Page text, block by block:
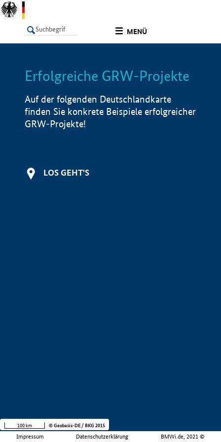
MENÜ
LISTE Info
Erfolgreiche GRW-Projekte
Auf der folgenden Deutschlandkarte
finden Sie konkrete Beispiele erfolgreicher
GRW-Projekte!
LOS GEHT'S
Impressum Datenschutzerklärung BMWi.de, 2021 ©
100 km © Geobasis-DE / BKG 2015